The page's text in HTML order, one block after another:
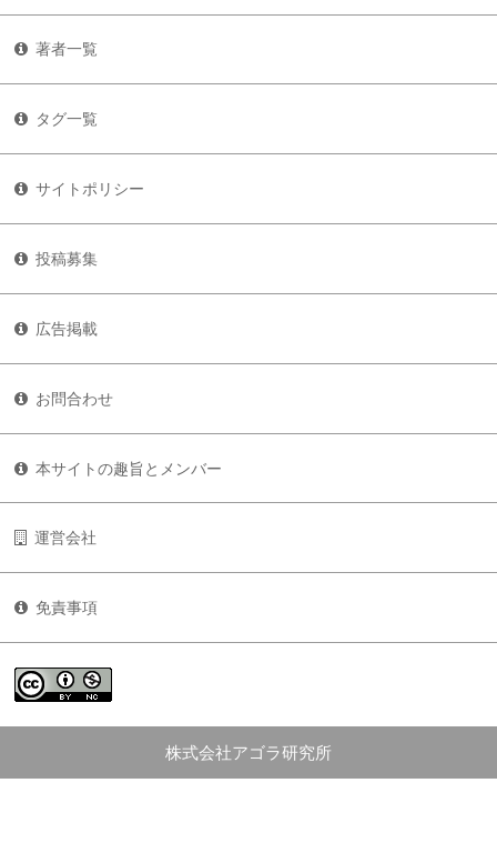
著者一覧
タグ一覧
サイトポリシー
投稿募集
広告掲載
お問合わせ
本サイトの趣旨とメンバー
運営会社
免責事項
株式会社アゴラ研究所